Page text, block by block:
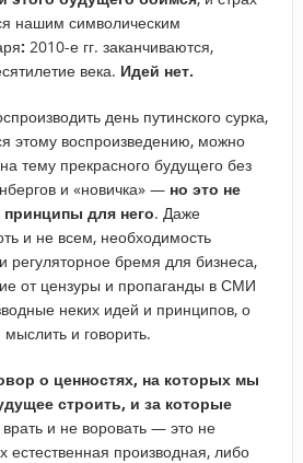
нашим символическим
: 2010-е гг. заканчиваются,
века. Идей нет.
день путинского сурка,
этому воспроизведению, можно
тему прекрасного будущего без
и «новичка» — но это не
для него. Даже
и не всем, необходимость
регуляторное бремя для бизнеса,
от цензуры и пропаганды в СМИ
неких идей и принципов, о
и говорить.
о ценностях, на которых мы
строить, и за которые
и не воровать — это не
естественная производная, либо